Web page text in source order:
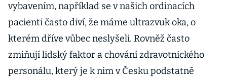
vybavením, například se v našich ordinacích
pacienti často diví, že máme ultrazvuk oka, o
kterém dříve vůbec neslyšeli. Rovněž často
zmiňují lidský faktor a chování zdravotnického
personálu, který je k nim v Česku podstatně